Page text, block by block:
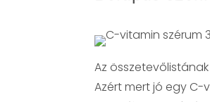
Az
Azért mert jó egy